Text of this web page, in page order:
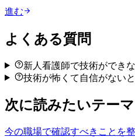
進む
よくある質問
新人看護師で技術ができ
技術が怖くて自信がない
次に読みたいテーマ
今の職場で確認すべきことを